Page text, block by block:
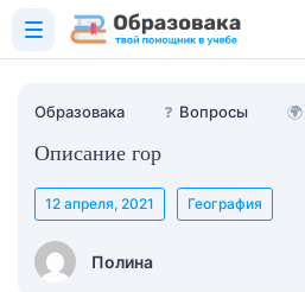
Образовака ❓ Вопросы 🌍
Описание гор
Полина
12 апреля, 2021 География